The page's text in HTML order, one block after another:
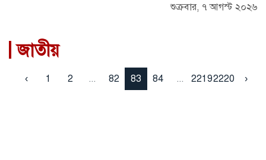
শুক্রবার, ৭ আগস্ট ২০২৬
জাতীয়
‹ 1 2 ... 82 83 84 ... 22192220 ›